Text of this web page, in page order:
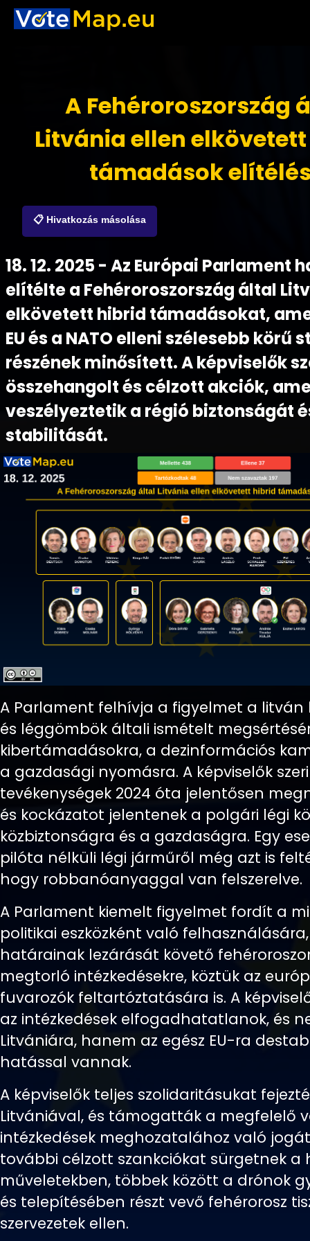
A Fehéroroszország
Litvánia ellen
támadások
📋 Hivatkozás másolása
18. 12. 2025 - Az Európai Parlament
elítélte a Fehéroroszország által
elkövetett hibrid támadásokat,
EU és a NATO elleni szélesebb körű
részének minősített. A képviselők
összehangolt és célzott akciók,
veszélyeztetik a régió biztonságát
stabilitását.
A Parlament felhívja a figyelmet a litván
és léggömbök általi ismételt
kibertámadásokra, a dezinformációs
a gazdasági nyomásra. A képviselők
tevékenységek 2024 óta jelentősen
és kockázatot jelentenek a polgári légi
közbiztonságra és a gazdaságra. Egy
pilóta nélküli légi járműről még azt is
hogy robbanóanyaggal van felszerelve.
A Parlament kiemelt figyelmet fordít a
politikai eszközként való
határainak lezárását követő
megtorló intézkedésekre, köztük az
fuvarozók feltartóztatására is. A
az intézkedések elfogadhatatlanok, és
Litvániára, hanem az egész EU-ra
hatással vannak.
A képviselők teljes szolidaritásukat
Litvániával, és támogatták a megfelelő
intézkedések meghozatalához való
további célzott szankciókat sürgetnek a
műveletekben, többek között a drónok
és telepítésében részt vevő fehérorosz
szervezetek ellen.